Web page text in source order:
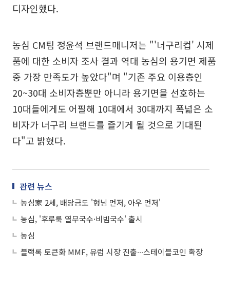
디자인했다.
농심 CM팀 정윤석 브랜드매니저는 "'너구리컵' 시제
품에 대한 소비자 조사 결과 역대 농심의 용기면 제품
중 가장 만족도가 높았다"며 "기존 주요 이용층인
20~30대 소비자층뿐만 아니라 용기면을 선호하는
10대들에게도 어필해 10대에서 30대까지 폭넓은 소
비자가 너구리 브랜드를 즐기게 될 것으로 기대된
다"고 밝혔다.
관련 뉴스
농심家 2세, 배당금도 '형님 먼저, 아우 먼저'
농심, '후루룩 열무국수·비빔국수' 출시
농심
블랙록 토큰화 MMF, 유럽 시장 진출∙∙∙스테이블코인 확장